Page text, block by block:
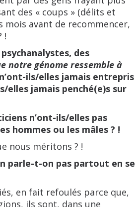
des « coups » (délits et
mois avant de recommencer,
!
des
notre génome ressemble à
n’ont-ils/elles jamais entrepris
elles jamais penché(e)s sur
n’ont-ils/elles pas
hommes ou les mâles ? !
nous méritons ? !
parle-t-on pas partout en se
en fait refoulés parce que,
ils sont, dans une